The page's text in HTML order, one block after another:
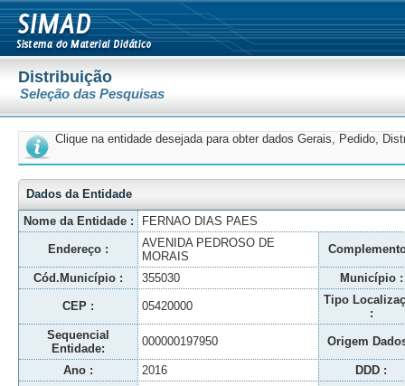
Distribuição
Seleção das Pesquisas
Clique na entidade desejada para obter dados Gerais, Pedido,
Dados da Entidade
Nome da Entidade :
FERNAO DIAS PAES
Endereço :
AVENIDA PEDROSO DE
MORAIS
Cód.Município : 355030 Município :
CEP : 05420000
Tipo
:
Sequencial
Entidade:
000000197950 Origem
Ano : 2016 DDD :